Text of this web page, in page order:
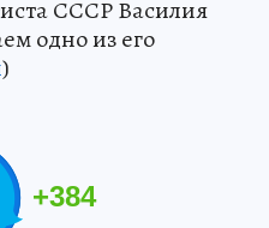
СССР Василия
одно из его
)
+384